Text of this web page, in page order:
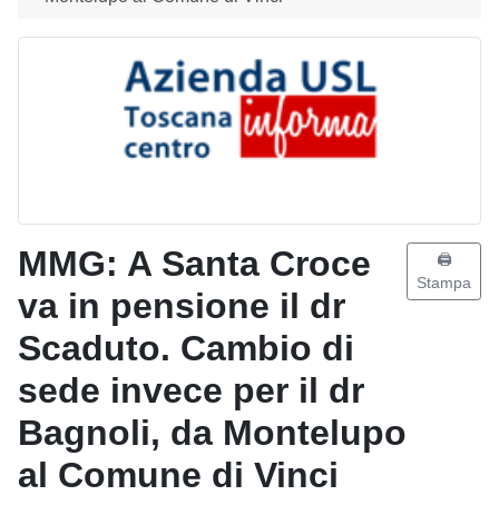
MMG: A Santa Croce
va in pensione il dr
Scaduto. Cambio di
sede invece per il dr
Bagnoli, da Montelupo
al Comune di Vinci
🖨️
Stampa